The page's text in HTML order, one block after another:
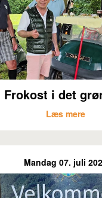
Frokost i det
Læs mere
Mandag 07. juli